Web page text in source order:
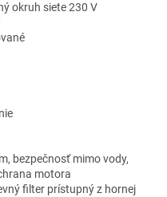
okruh siete 230 V
bezpečnosť mimo vody,
motora
filter prístupný z hornej